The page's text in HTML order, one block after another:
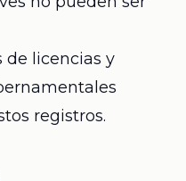
de licencias y
registros.